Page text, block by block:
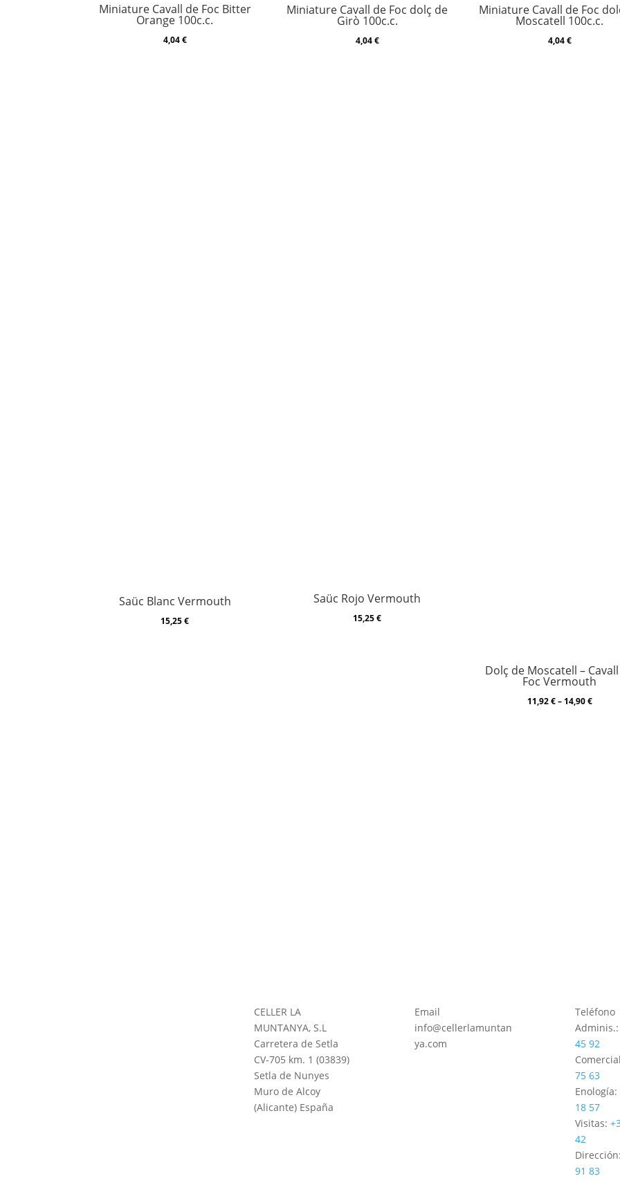
Miniature Cavall de Foc Bitter
Orange 100c.c.
4,04€
Miniature Cavall de Foc dolç de
Girò 100c.c.
4,04€
Miniature Cavall de Foc
Moscatell 100c.c.
4,04€
Saüc Blanc Vermouth
15,25€
Saüc Rojo Vermouth
15,25€
Dolç de Moscatell –
Foc Vermouth
11,92€– 14,90€Price
CELLER LA
MUNTANYA, S.L
Carretera de Setla
CV-705 km. 1 (03839)
Setla de Nunyes
Muro de Alcoy
(Alicante) España
Email
info@cellerlamuntan
ya.com
Teléfono
45 92
75 63
Enología:
18 57
Visitas:
42
91 83